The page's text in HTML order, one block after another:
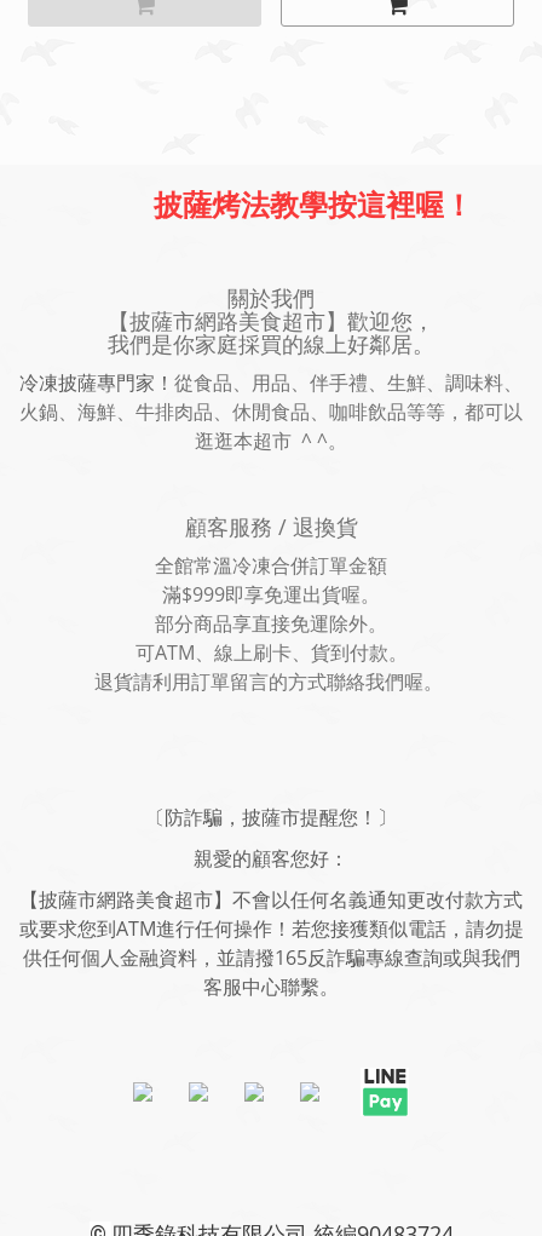
披薩烤法教學按這裡喔！
關於我們
【披薩市網路美食超市】歡迎您，
我們是你家庭採買的線上好鄰居。
冷凍披薩專門家！ 從食品、用品、伴手禮、生鮮、調味料、
火鍋、海鮮、牛排肉品、休閒食品、咖啡飲品等等，都可以
逛逛本超市 ^ ^。
顧客服務 / 退換貨
全館常溫冷凍合併訂單金額
滿$999即享免運出貨喔。
部分商品享直接免運除外。
可ATM、線上刷卡、貨到付款。
退貨請利用訂單留言的方式聯絡我們喔。
〔防詐騙，披薩市提醒您！〕
親愛的顧客您好：
【披薩市網路美食超市】不會以任何名義通知更改付款方式
或要求您到ATM進行任何操作！若您接獲類似電話，請勿提
供任何個人金融資料，並請撥165反詐騙專線查詢或與我們
客服中心聯繫。